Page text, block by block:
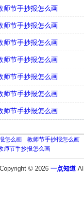
师节手抄报怎么画
师节手抄报怎么画
师节手抄报怎么画
师节手抄报怎么画
师节手抄报怎么画
师节手抄报怎么画
师节手抄报怎么画
怎么画 教师节手抄报怎么画
师节手抄报怎么画
Copyright © 2026 一点知道